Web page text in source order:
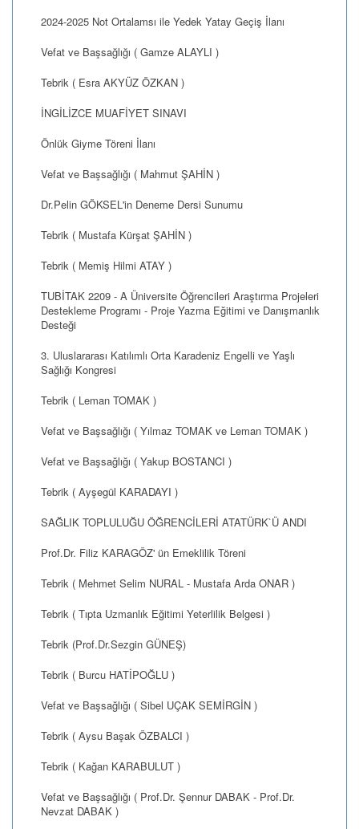
2024-2025 Not Ortalamsı ile Yedek Yatay Geçiş İlanı
Vefat ve Başsağlığı ( Gamze ALAYLI )
Tebrik ( Esra AKYÜZ ÖZKAN )
İNGİLİZCE MUAFİYET SINAVI
Önlük Giyme Töreni İlanı
Vefat ve Başsağlığı ( Mahmut ŞAHİN )
Dr.Pelin GÖKSEL'in Deneme Dersi Sunumu
Tebrik ( Mustafa Kürşat ŞAHİN )
Tebrik ( Memiş Hilmi ATAY )
TUBİTAK 2209 - A Üniversite Öğrencileri Araştırma Projeleri
Destekleme Programı - Proje Yazma Eğitimi ve Danışmanlık
Desteği
3. Uluslararası Katılımlı Orta Karadeniz Engelli ve Yaşlı
Sağlığı Kongresi
Tebrik ( Leman TOMAK )
Vefat ve Başsağlığı ( Yılmaz TOMAK ve Leman TOMAK )
Vefat ve Başsağlığı ( Yakup BOSTANCI )
Tebrik ( Ayşegül KARADAYI )
SAĞLIK TOPLULUĞU ÖĞRENCİLERİ ATATÜRK`Ü ANDI
Prof.Dr. Filiz KARAGÖZ' ün Emeklilik Töreni
Tebrik ( Mehmet Selim NURAL - Mustafa Arda ONAR )
Tebrik ( Tıpta Uzmanlık Eğitimi Yeterlilik Belgesi )
Tebrik (Prof.Dr.Sezgin GÜNEŞ)
Tebrik ( Burcu HATİPOĞLU )
Vefat ve Başsağlığı ( Sibel UÇAK SEMİRGİN )
Tebrik ( Aysu Başak ÖZBALCI )
Tebrik ( Kağan KARABULUT )
Vefat ve Başsağlığı ( Prof.Dr. Şennur DABAK - Prof.Dr.
Nevzat DABAK )